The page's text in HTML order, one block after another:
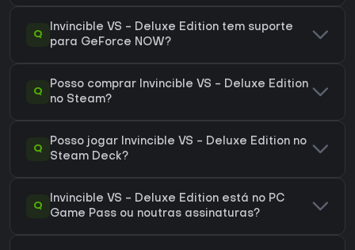
Q
Invincible VS - Deluxe Edition tem suporte
para GeForce NOW?
Q
Posso comprar Invincible VS - Deluxe Edition
no Steam?
Q
Posso jogar Invincible VS - Deluxe Edition no
Steam Deck?
Q
Invincible VS - Deluxe Edition está no PC
Game Pass ou noutras assinaturas?